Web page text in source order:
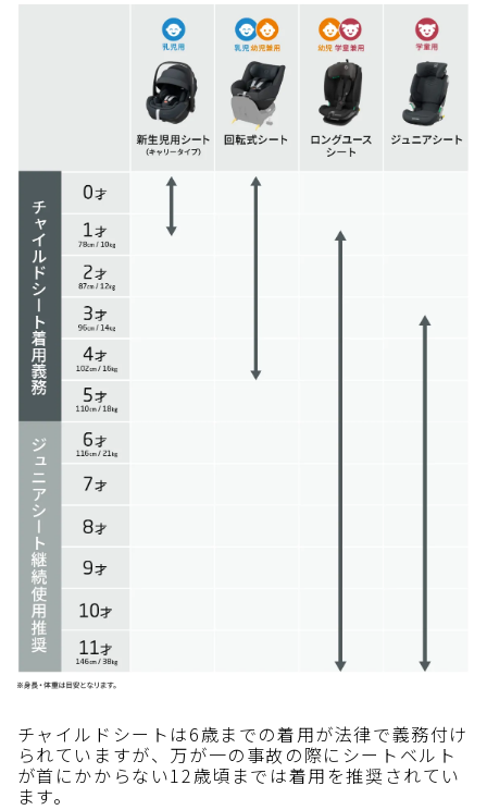
チャイルドシートは6歳までの着用が法律で義務付け
られていますが、万が一の事故の際にシートベルト
が首にかからない12歳頃までは着用を推奨されてい
ます。